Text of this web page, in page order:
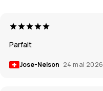
Parfait
Jose-Nelson 24 mai 2026